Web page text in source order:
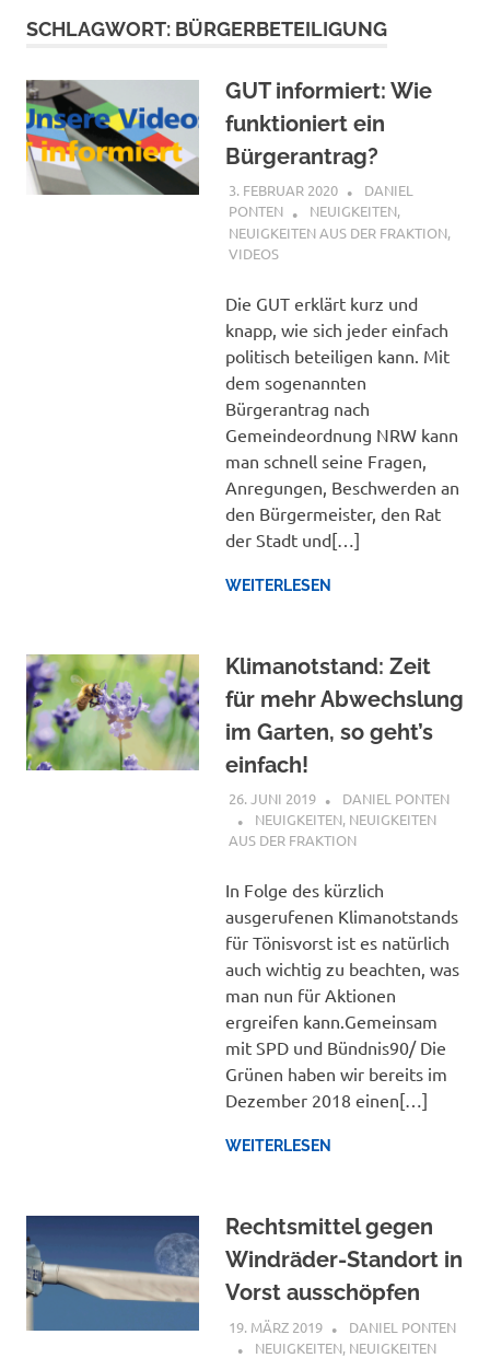
SCHLAGWORT: BÜRGERBETEILIGUNG
GUT informiert: Wie
funktioniert ein
Bürgerantrag?
3. FEBRUAR 2020
DANIEL
PONTEN
NEUIGKEITEN,
NEUIGKEITEN AUS DER FRAKTION,
VIDEOS
Die GUT erklärt kurz und
knapp, wie sich jeder einfach
politisch beteiligen kann. Mit
dem sogenannten
Bürgerantrag nach
Gemeindeordnung NRW kann
man schnell seine Fragen,
Anregungen, Beschwerden an
den Bürgermeister, den Rat
der Stadt und[…]
WEITERLESEN
Klimanotstand: Zeit
für mehr Abwechslung
im Garten, so geht’s
einfach!
26. JUNI 2019
DANIEL PONTEN
NEUIGKEITEN, NEUIGKEITEN
AUS DER FRAKTION
In Folge des kürzlich
ausgerufenen Klimanotstands
für Tönisvorst ist es natürlich
auch wichtig zu beachten, was
man nun für Aktionen
ergreifen kann.Gemeinsam
mit SPD und Bündnis90/ Die
Grünen haben wir bereits im
Dezember 2018 einen[…]
WEITERLESEN
Rechtsmittel gegen
Windräder-Standort in
Vorst ausschöpfen
19. MÄRZ 2019
DANIEL PONTEN
NEUIGKEITEN, NEUIGKEITEN